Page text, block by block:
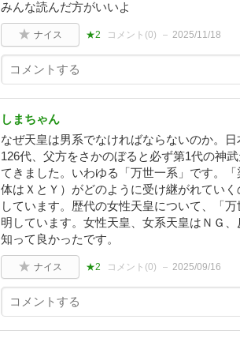
みんな読んだ方がいいよ
ナイス ★2 コメント(0) 2025/11/18
しまちゃん
なぜ天皇は男系でなければならないのか。
126代、父方をさかのぼると必ず第1代の神
てきました。いわゆる「万世一系」です。
体はＸとＹ）がどのように受け継がれてい
しています。歴代の女性天皇について、「
明しています。女性天皇、女系天皇はＮＧ
知って良かったです。
ナイス ★2 コメント(0) 2025/09/16